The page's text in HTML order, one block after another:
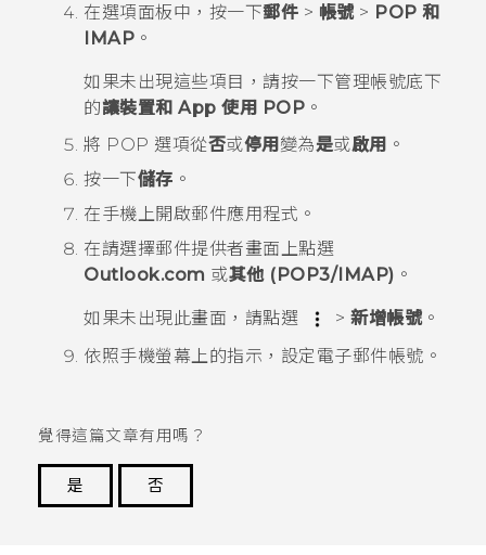
在選項面板中，按一下郵件 > 帳號> POP 和
IMAP 。
如果未出現這些項目，請按一下管理帳號底下
的讓裝置和 App 使用 POP 。
將 POP 選項從否或停用 變為是或啟用 。
按一下儲存 。
在手機上開啟郵件應用程式。
在請選擇郵件提供者畫面 上點選
Outlook.com 或其他 (POP3/IMAP) 。
如果未出現此畫面，請點選 > 新增帳號。
依照手機螢幕上的指示，設定電子郵件帳號。
覺得這篇文章有用嗎？
是
否